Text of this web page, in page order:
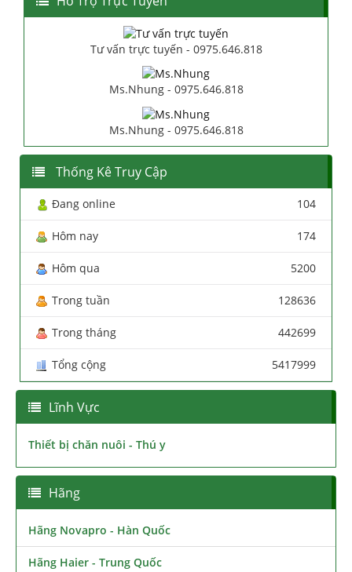
Tư vấn trực tuyến - 0975.646.818
Ms.Nhung - 0975.646.818
Ms.Nhung - 0975.646.818
Thống Kê Truy Cập
Đang online 104
Hôm nay 174
Hôm qua 5200
Trong tuần 128636
Trong tháng 442699
Tổng cộng 5417999
Lĩnh Vực
Thiết bị chăn nuôi - Thú y
Hãng
Hãng Novapro - Hàn Quốc
Hãng Haier - Trung Quốc